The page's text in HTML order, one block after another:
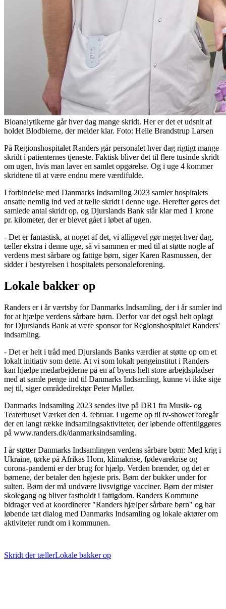
Bioanalytikerne går hver dag mange skridt. Her er det et udsnit af
holdet Blodbierne, der melder klar. Foto: Helle Brandstrup Larsen
På Regionshospitalet Randers går personalet hver dag rigtigt mange
skridt i patienternes tjeneste. Faktisk bliver det til flere tusinde skridt
om ugen, hvis man laver en samlet opgørelse. Og i uge 4 kommer
skridtene til at være endnu mere værdifulde.
I forbindelse med Danmarks Indsamling 2023 samler hospitalets
ansatte nemlig ind ved at tælle skridt i denne uge. Herefter gøres det
samlede antal skridt op, og Djurslands Bank står klar med 1 krone
pr. kilometer, der er blevet gået i løbet af ugen.
- Det er fantastisk, at noget af det, vi alligevel gør meget hver dag,
tæller ekstra i denne uge, så vi sammen er med til at støtte nogle af
verdens mest sårbare og fattige børn, siger Karen Rasmussen, der
sidder i bestyrelsen i hospitalets personaleforening.
Lokale bakker op
Randers er i år værtsby for Danmarks Indsamling, der i år samler ind
for at hjælpe verdens sårbare børn. Derfor var det også helt oplagt
for Djurslands Bank at være sponsor for Regionshospitalet Randers'
indsamling.
- Det er helt i tråd med Djurslands Banks værdier at støtte op om et
lokalt initiativ som dette. At vi som lokalt pengeinstitut i Randers
kan hjælpe medarbejderne på en af byens helt store arbejdspladser
med at samle penge ind til Danmarks Indsamling, kunne vi ikke sige
nej til, siger områdedirektør Peter Møller.
Danmarks Indsamling 2023 sendes live på DR1 fra Musik- og
Teaterhuset Værket den 4. februar. I ugerne op til tv-showet foregår
der en langt række indsamlingsaktiviteter, der løbende offentliggøres
på www.randers.dk/danmarksindsamling.
I år støtter Danmarks Indsamlingen verdens sårbare børn: Med krig i
Ukraine, tørke på Afrikas Horn, klimakrise, fødevarekrise og
corona-pandemi er der brug for hjælp. Verden brænder, og det er
børnene, der betaler den højeste pris. Børn der bukker under for
sulten. Børn der må undvære livsvigtige vacciner. Børn der mister
skolegang og bliver fastholdt i fattigdom. Randers Kommune
bidrager ved at koordinerer "Randers hjælper sårbare børn" og har
løbende tæt dialog med Danmarks Indsamling og lokale aktører om
aktiviteter rundt om i kommunen.
Skridt der tællerLokale bakker op